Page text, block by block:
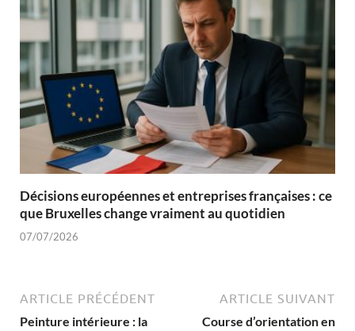
Décisions européennes et entreprises françaises : ce
que Bruxelles change vraiment au quotidien
07/07/2026
ARTICLE PRÉCÉDENT
Peinture intérieure : la
ARTICLE SUIVANT
Course d’orientation en